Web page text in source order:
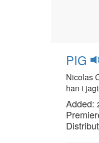
PIG
Nicolas
han i
Added: